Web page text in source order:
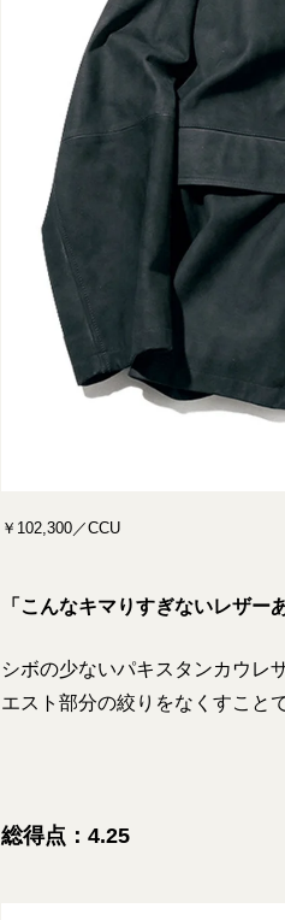
￥102,300／CCU
「こんなキマりすぎないレザー
シボの少ないパキスタンカウレ
エスト部分の絞りをなくすこと
総得点：4.25